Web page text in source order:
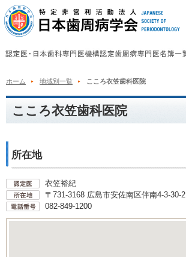
ホーム 地域別一覧 こころ衣笠歯科医院
こころ衣笠歯科医院
所在地
衣笠裕紀
〒731-3168 広島市安佐南区伴南4-3-30-2
082-849-1200